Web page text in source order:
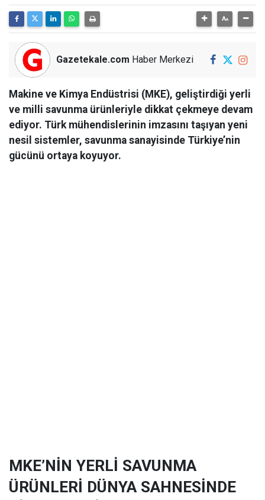
Gazetekale.com Haber Merkezi
Makine ve Kimya Endüstrisi (MKE), geliştirdiği yerli
ve milli savunma ürünleriyle dikkat çekmeye devam
ediyor. Türk mühendislerinin imzasını taşıyan yeni
nesil sistemler, savunma sanayisinde Türkiye’nin
gücünü ortaya koyuyor.
MKE’NİN YERLİ SAVUNMA
ÜRÜNLERİ DÜNYA SAHNESİNDE